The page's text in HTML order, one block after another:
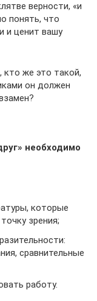
верности, «и
понять, что
и ценит вашу
кто же это такой,
он должен
необходимо
которые
зрения;
сравнительные
работу.